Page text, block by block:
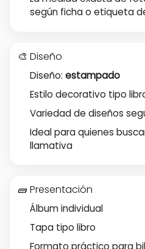
según ficha o etiqueta
🎨 Diseño
Diseño: estampado
Estilo decorativo tipo
Variedad de diseños
Ideal para quienes
llamativa
🧱 Presentación
Álbum individual
Tapa tipo libro
Formato práctico para